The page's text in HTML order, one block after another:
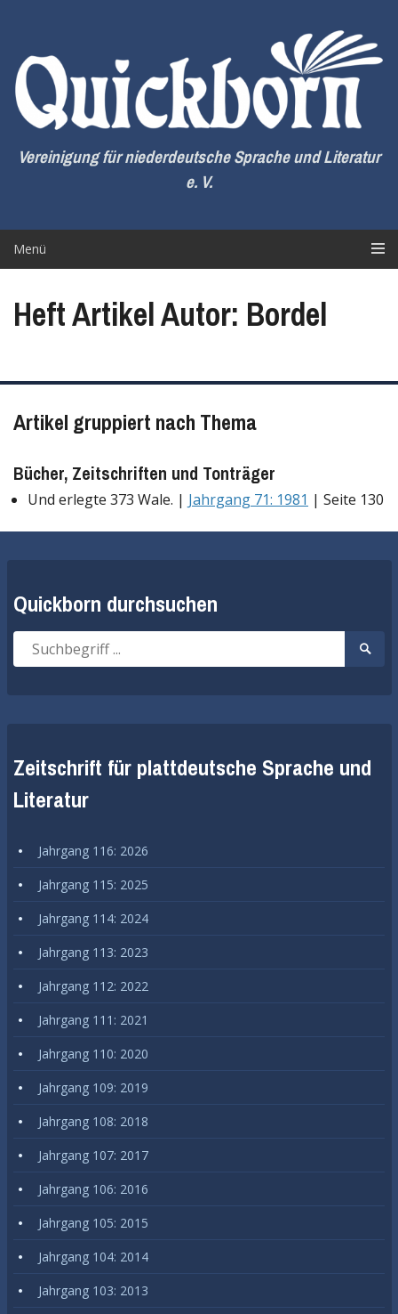
springen
Vereinigung für niederdeutsche Sprache und Literatur
e. V.
Menü
Heft Artikel Autor: Bordel
Artikel gruppiert nach Thema
Bücher, Zeitschriften und Tonträger
Und erlegte 373 Wale. | Jahrgang 71: 1981 | Seite 130
Quickborn durchsuchen
Suche
nach:
Suche
Zeitschrift für plattdeutsche Sprache und
Literatur
Jahrgang 116: 2026
Jahrgang 115: 2025
Jahrgang 114: 2024
Jahrgang 113: 2023
Jahrgang 112: 2022
Jahrgang 111: 2021
Jahrgang 110: 2020
Jahrgang 109: 2019
Jahrgang 108: 2018
Jahrgang 107: 2017
Jahrgang 106: 2016
Jahrgang 105: 2015
Jahrgang 104: 2014
Jahrgang 103: 2013